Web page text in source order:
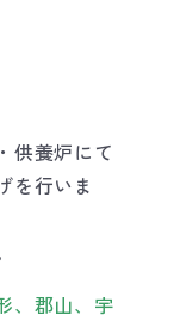
供養炉にて
を行いま
、郡山、宇